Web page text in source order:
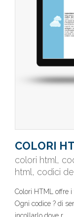
COLORI
colori html,
html, codici
Colori HTML offre
Ogni codice ? di